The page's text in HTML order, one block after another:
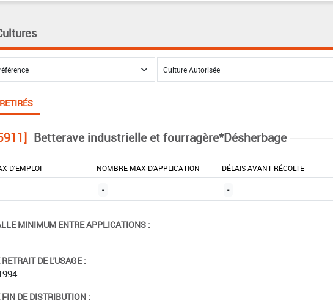
Betterave industrielle et fourragère*Désherbage
D'EMPLOI NOMBRE MAX D'APPLICATION DÉLAIS AVANT RÉCOLTE
- -
MINIMUM ENTRE APPLICATIONS :
DE L'USAGE :
FIN DE DISTRIBUTION :